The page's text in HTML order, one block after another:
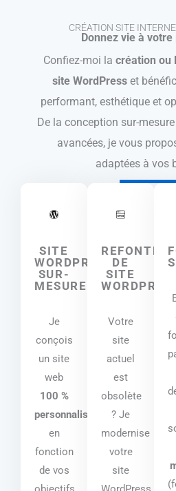
CRÉATION SITE
Donnez vie à
Confiez-moi la création ou
site WordPresset
performant, esthétique et
De la conception sur-
avancées, je vous
adaptées à vos
SITE
WORDPRESS
SUR-
MESURE
Je
conçois
un site
web
100 %
personnalisé
en
fonction
de vos
REFONTE
DE
SITE
WORDPRESS
Votre
site
actuel
est
obsolète
? Je
modernise
votre
site